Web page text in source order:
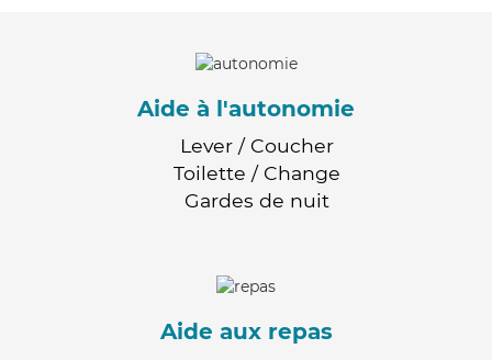
Aide à l'autonomie
Lever / Coucher
Toilette / Change
Gardes de nuit
Aide aux repas